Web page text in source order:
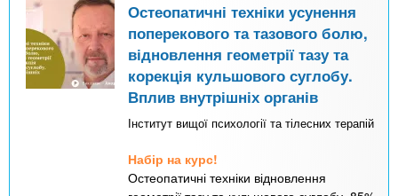
Остеопатичні техніки усунення
поперекового та тазового болю,
відновлення геометрії тазу та
корекція кульшового суглобу.
Вплив внутрішніх органів
Інститут вищої психології та тілесних терапій
Набір на курс!
Остеопатичні техніки відновлення